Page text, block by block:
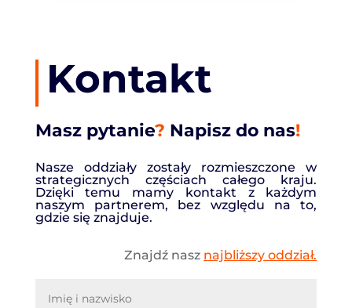
Kontakt
Masz pytanie? Napisz do nas!
Nasze oddziały zostały rozmieszczone w
strategicznych częściach całego kraju.
Dzięki temu mamy kontakt z każdym
naszym partnerem, bez względu na to,
gdzie się znajduje.
Znajdź nasz najbliższy oddział.